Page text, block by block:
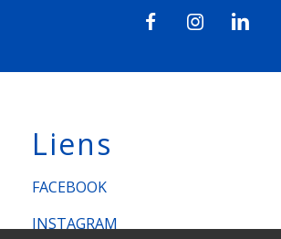
Liens
FACEBOOK
INSTAGRAM